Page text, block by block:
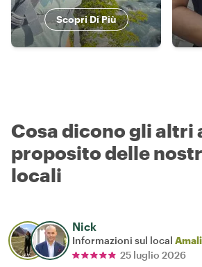
Scopri Di Più
Cosa dicono gli altri
proposito delle
locali
Nick
Informazioni sul local
25 luglio 2026